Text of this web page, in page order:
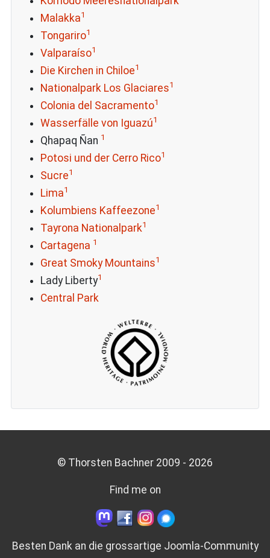
Malakka1
Tongariro1
Valparaíso1
Die Kirchen in Chiloe1
Nationalpark Los Glaciares1
Colonia del Sacramento1
Wasserfälle von Iguazú1
Qhapaq Ñan 1
Potosi und der Cerro Rico1
Sucre1
Lima1
Kolumbiens Kaffeezone1
Tayrona Nationalpark1
Cartagena 1
Great Smoky Mountains1
Lady Liberty1
Central Park
© Thorsten Bachner 2009 - 2026
Find me on
Besten Dank an die grossartige Joomla-Community